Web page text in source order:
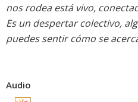
nos rodea está vivo,
Es un despertar colectivo,
puedes sentir cómo se
Audio